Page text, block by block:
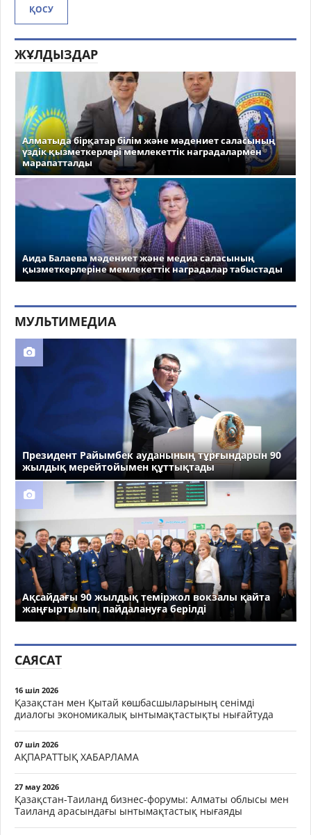
ҚОСУ
ЖҰЛДЫЗДАР
Алматыда бірқатар білім және мәдениет саласының
үздік қызметкерлері мемлекеттік наградалармен
марапатталды
Аида Балаева мәдениет және медиа саласының
қызметкерлеріне мемлекеттік наградалар табыстады
МУЛЬТИМЕДИА
Президент Райымбек ауданының тұрғындарын 90
жылдық мерейтойымен құттықтады
Ақсайдағы 90 жылдық теміржол вокзалы қайта
жаңғыртылып, пайдалануға берілді
САЯСАТ
16 шіл 2026
Қазақстан мен Қытай көшбасшыларының сенімді
диалогы экономикалық ынтымақтастықты нығайтуда
07 шіл 2026
АҚПАРАТТЫҚ ХАБАРЛАМА
27 мау 2026
Қазақстан-Таиланд бизнес-форумы: Алматы облысы мен
Таиланд арасындағы ынтымақтастық нығаяды